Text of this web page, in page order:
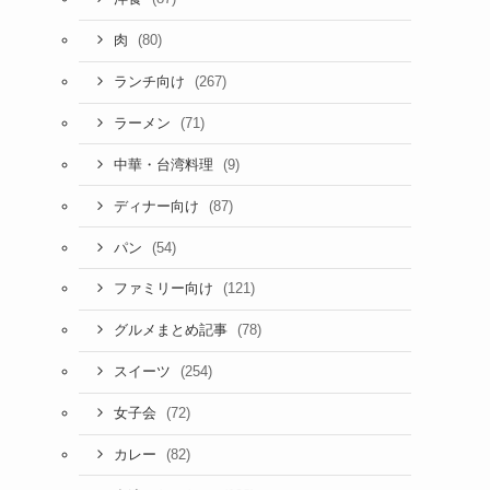
肉 (80)
ランチ向け (267)
ラーメン (71)
中華・台湾料理 (9)
ディナー向け (87)
パン (54)
ファミリー向け (121)
グルメまとめ記事 (78)
スイーツ (254)
女子会 (72)
カレー (82)